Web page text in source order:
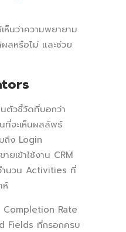
ห็นว่าความพยายาม
ลหรือไม่ และช่วย
ตัวชี้วัดที่บอกว่า
ที่จะเห็นผลลัพธ์
ถึง Login
ยเข้าใช้งาน CRM
นวน Activities ที่
ห์
Rate
Fields ที่กรอกครบ